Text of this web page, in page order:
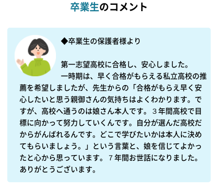
卒業生のコメント
◆卒業生の保護者様より
第一志望高校に合格し、安心しました。
一時期は、早く合格がもらえる私立高校の推
薦を希望しましたが、先生からの「合格がもらえ早く安
心したいと思う親御さんの気持ちはよくわかります。で
すが、高校へ通うのは娘さん本人です。３年間高校で目
標に向かって努力していくんです。自分が選んだ高校だ
からがんばれるんです。どこで学びたいかは本人に決め
てもらいましょう。」という言葉と、娘を信じてよかっ
たと心から思っています。７年間お世話になりました。
ありがとうございます。